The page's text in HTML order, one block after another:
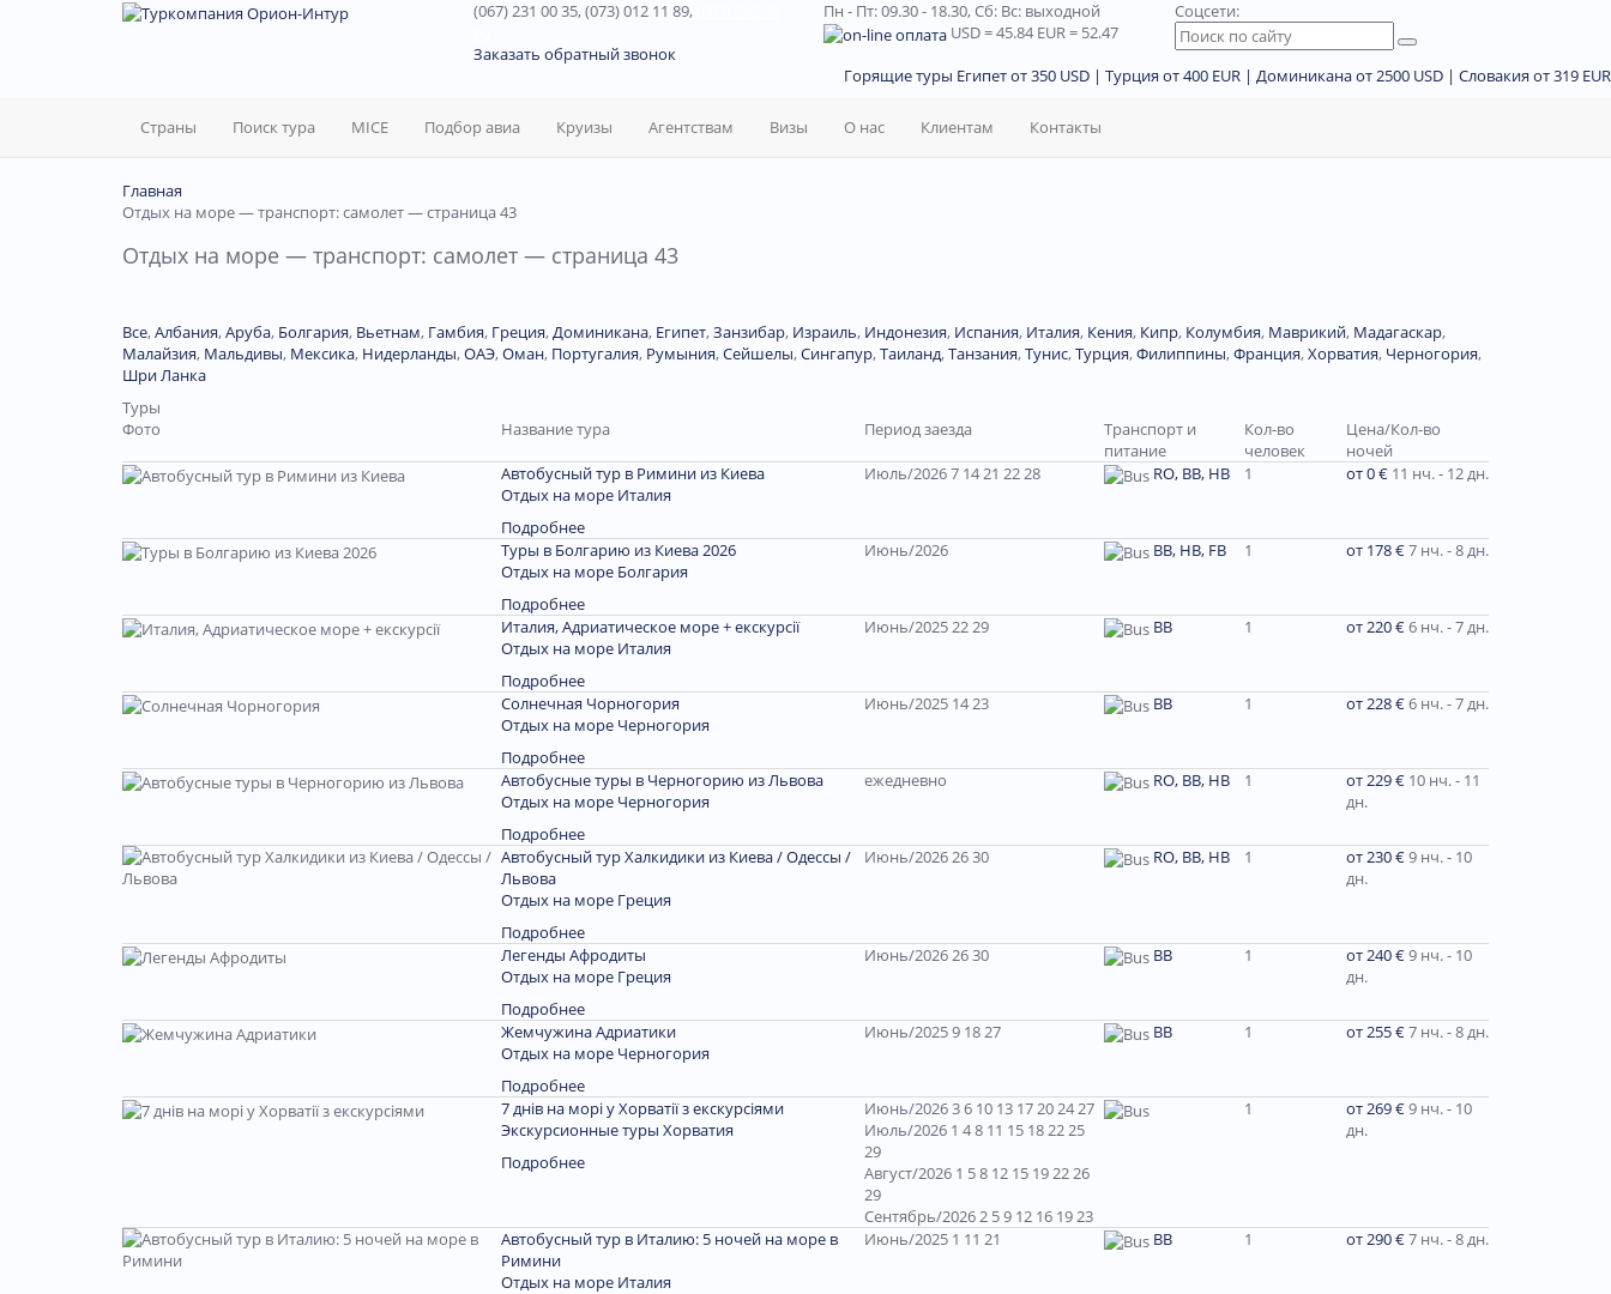
(067) 231 00 35, (073) 012 11 89,
Заказать обратный звонок
Пн - Пт: 09.30 - 18.30,Сб: Вс: выходной
USD= 45.84EUR= 52.47
Соцсети:
Горящие туры Египет от 350 USD | Турция от 400 EUR | Доминикана от 2500 USD | Словакия от 319 EUR
Страны Поиск тура MICE Подбор авиа Круизы Агентствам Визы О нас Клиентам Контакты
Главная
Отдых на море — транспорт: самолет — страница 43
Отдых на море — транспорт: самолет — страница 43
Все,Албания,Аруба, Болгария, Вьетнам, Гамбия, Греция,Доминиканa, Египет,Занзибар, Израиль, Индонезия, Испания, Италия, Кения, Кипр, Колумбия, Маврикий, Мадагаскар,
Малайзия, Мальдивы, Мексика, Нидерланды,ОАЭ,Оман, Португалия, Румыния,Сейшелы,Сингапур,Таиланд,Танзания,Тунис,Турция,Филиппины,Франция,Хорватия, Черногория,
Шри Ланка
Туры
Фото
Название тура Период заезда
Транспорт и
питание
Кол-во
человек
Цена/Кол-во
ночей
Автобусный тур в Римини из Киева
Отдых на море Италия
Подробнее
Июль/2026 7 14 21 22 28 RO, BB, HB 1 от 0 € 11 нч. - 12 дн.
Туры в Болгарию из Киева 2026
Отдых на море Болгария
Подробнее
Июнь/2026 BB, HB, FB 1 от 178 €7 нч. - 8 дн.
Италия, Адриатическое море + екскурсії
Отдых на море Италия
Подробнее
Июнь/2025 22 29 BB 1 от 220 €6 нч. - 7 дн.
Солнечная Чорногория
Отдых на море Черногория
Подробнее
Июнь/2025 14 23 BB 1 от 228 €6 нч. - 7 дн.
Автобусные туры в Черногорию из Львова
Отдых на море Черногория
Подробнее
ежедневно RO, BB, HB 1 от 229 € 10 нч. - 11
дн.
Автобусный тур Халкидики из Киева / Одессы /
Львова
Отдых на море Греция
Подробнее
Июнь/2026 26 30 RO, BB, HB 1 от 230 €9 нч. - 10
дн.
Легенды Афродиты
Отдых на море Греция
Подробнее
Июнь/2026 26 30 ВВ 1 от 240 €9 нч. - 10
дн.
Жемчужина Адриатики
Отдых на море Черногория
Подробнее
Июнь/2025 9 18 27 BB 1 от 255 €7 нч. - 8 дн.
7 днів на морі у Хорватії з екскурсіями
Экскурсионные туры Хорватия
Подробнее
Июнь/2026 3 6 10 13 17 20 24 27
Июль/2026 1 4 8 11 15 18 22 25
29
Август/2026 1 5 8 12 15 19 22 26
29
Сентябрь/2026 2 5 9 12 16 19 23
1 от 269 €9 нч. - 10
дн.
Автобусный тур в Италию: 5 ночей на море в
Римини
Отдых на море Италия
Июнь/2025 1 11 21 ВВ 1 от 290 €7 нч. - 8 дн.